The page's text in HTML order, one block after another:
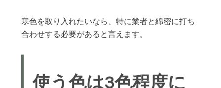
寒色を取り入れたいなら、特に業者と綿密に打ち
合わせする必要があると言えます。
使う色は3色程度に